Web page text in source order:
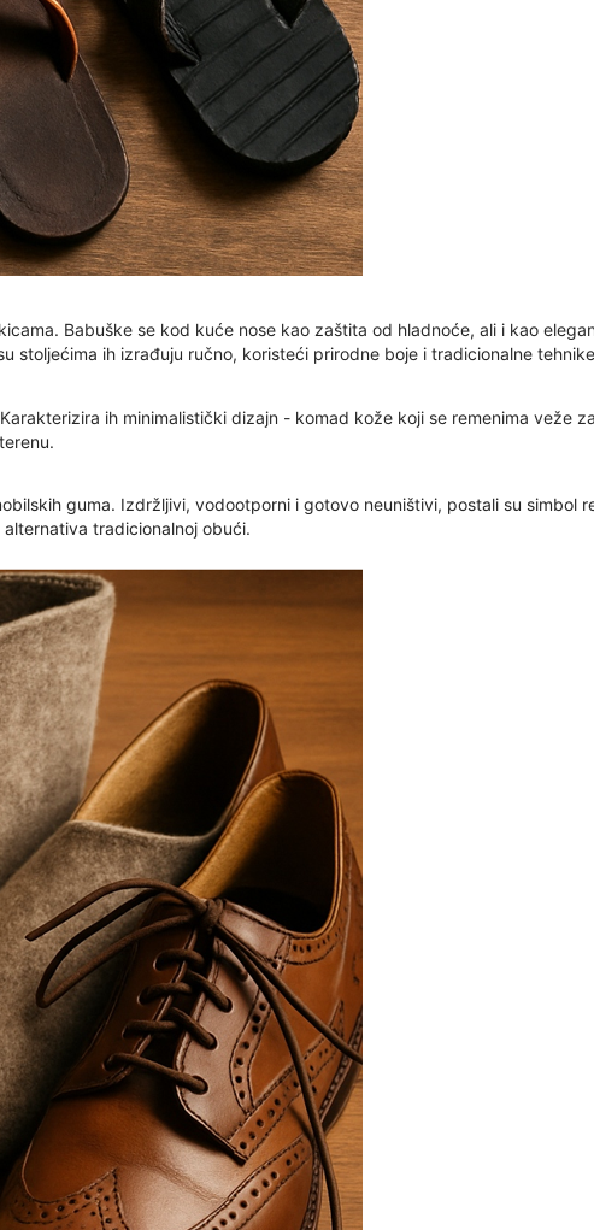
Babuške se kod kuće nose kao zaštita od hladnoće, ali i kao
stoljećima ih izrađuju ručno, koristeći prirodne boje i tradicionalne
ih minimalistički dizajn - komad kože koji se remenima veže
guma. Izdržljivi, vodootporni i gotovo neuništivi, postali su simbol
tradicionalnoj obući.